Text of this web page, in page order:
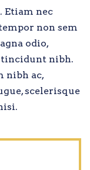
Etiam nec
non sem
odio,
tincidunt nibh.
nibh ac,
scelerisque